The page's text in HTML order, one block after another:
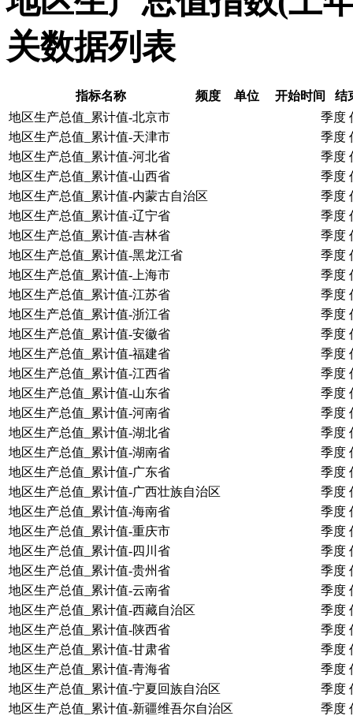
关数据列表
指标名称 频度 单位 开始时间
结
地区生产总值_累计值-北京市
季度
地区生产总值_累计值-天津市
季度
地区生产总值_累计值-河北省
季度
地区生产总值_累计值-山西省
季度
地区生产总值_累计值-内蒙古自治区
季度
地区生产总值_累计值-辽宁省
季度
地区生产总值_累计值-吉林省
季度
地区生产总值_累计值-黑龙江省
季度
地区生产总值_累计值-上海市
季度
地区生产总值_累计值-江苏省
季度
地区生产总值_累计值-浙江省
季度
地区生产总值_累计值-安徽省
季度
地区生产总值_累计值-福建省
季度
地区生产总值_累计值-江西省
季度
地区生产总值_累计值-山东省
季度
地区生产总值_累计值-河南省
季度
地区生产总值_累计值-湖北省
季度
地区生产总值_累计值-湖南省
季度
地区生产总值_累计值-广东省
季度
地区生产总值_累计值-广西壮族自治区
季度
地区生产总值_累计值-海南省
季度
地区生产总值_累计值-重庆市
季度
地区生产总值_累计值-四川省
季度
地区生产总值_累计值-贵州省
季度
地区生产总值_累计值-云南省
季度
地区生产总值_累计值-西藏自治区
季度
地区生产总值_累计值-陕西省
季度
地区生产总值_累计值-甘肃省
季度
地区生产总值_累计值-青海省
季度
地区生产总值_累计值-宁夏回族自治区
季度
地区生产总值_累计值-新疆维吾尔自治区
季度